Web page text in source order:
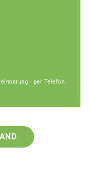
- per Telefon